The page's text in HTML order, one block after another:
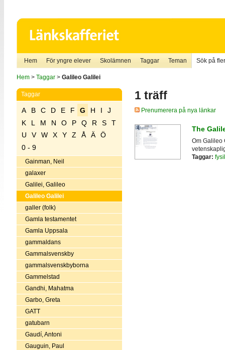
Hem För yngre elever Skolämnen Taggar Teman Sök på
Hem> Taggar> Galileo Galilei
Taggar
A B C D E F G H I
J
K
L M N O P Q R S
T
U
V W X Y Z Å Ä
Ö
0 - 9
Gainman, Neil
galaxer
Galilei, Galileo
Galileo Galilei
galler (folk)
Gamla testamentet
Gamla Uppsala
gammaldans
Gammalsvenskby
gammalsvenskbyborna
Gammelstad
Gandhi, Mahatma
Garbo, Greta
GATT
gatubarn
Gaudí, Antoni
Gauguin, Paul
1 träff
Prenumerera på nya länkar
The
Om Galileo
Taggar: